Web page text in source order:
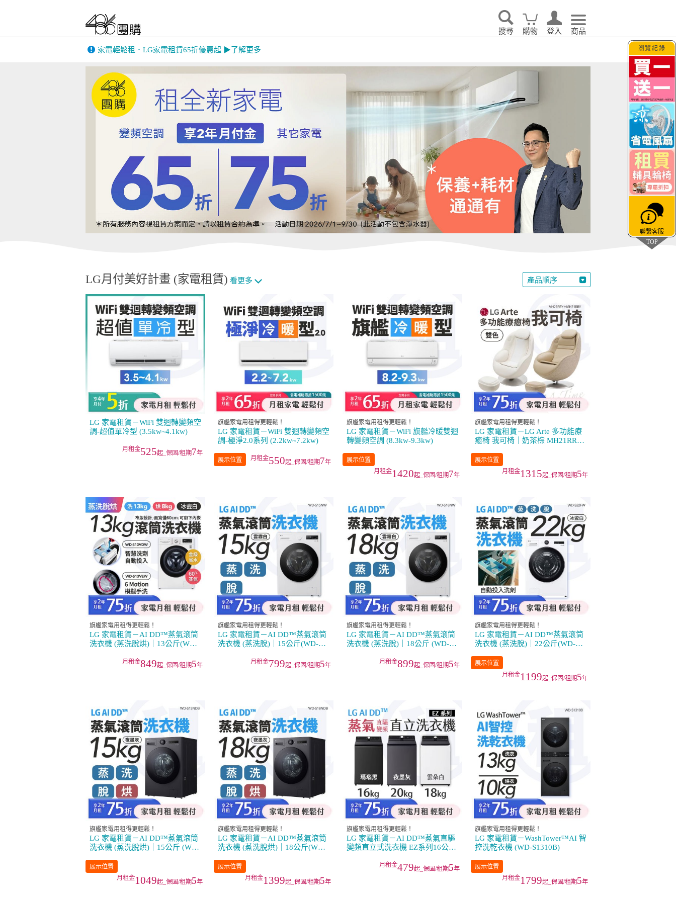
搜尋 購物 登入 商品
家電輕鬆租．LG家電租賃65折優惠起 ▶了解更多 告別耗電怪獸！LG
LG月付美好計畫 (家電租賃) 看更多 產品順序
LG 家電租賃－WiFi 雙迴轉變頻空
調-超值單冷型 (3.5kw~4.1kw)
525起_保固/租期7年
旗艦家電用租得更輕鬆！
LG 家電租賃－WiFi 雙迴轉變頻空
調-極淨2.0系列 (2.2kw~7.2kw)
展示位置 550起_保固/租期7年
旗艦家電用租得更輕鬆！
LG 家電租賃－WiFi 旗艦冷暖雙迴
轉變頻空調 (8.3kw-9.3kw)
展示位置
1420起_保固/租期7年
旗艦家電用租得更輕鬆！
LG 家電租賃－LG Arte 多功能療
癒椅 我可椅｜奶茶棕 MH21RRY /
展示位置
1315起_保固/租期5年
旗艦家電用租得更輕鬆！
LG 家電租賃－AI DD™蒸氣滾筒
洗衣機 (蒸洗脫烘)｜13公斤(WD-
849起_保固/租期5年
旗艦家電用租得更輕鬆！
LG 家電租賃－AI DD™蒸氣滾筒
洗衣機 (蒸洗脫)｜15公斤(WD-
799起_保固/租期5年
旗艦家電用租得更輕鬆！
LG 家電租賃－AI DD™蒸氣滾筒
洗衣機 (蒸洗脫)｜18公斤 (WD-
899起_保固/租期5年
旗艦家電用租得更輕鬆！
LG 家電租賃－AI DD™蒸氣滾筒
洗衣機 (蒸洗脫)｜22公斤(WD-
展示位置
1199起_保固/租期5年
旗艦家電用租得更輕鬆！
LG 家電租賃－AI DD™蒸氣滾筒
洗衣機 (蒸洗脫烘)｜15公斤 (WD-
展示位置
1049起_保固/租期5年
旗艦家電用租得更輕鬆！
LG 家電租賃－AI DD™蒸氣滾筒
洗衣機 (蒸洗脫烘)｜18公斤(WD-
展示位置
1399起_保固/租期5年
旗艦家電用租得更輕鬆！
LG 家電租賃－AI DD™蒸氣直驅
變頻直立式洗衣機 EZ系列16公斤
479起_保固/租期5年
旗艦家電用租得更輕鬆！
LG 家電租賃－WashTower™AI 智
控洗乾衣機 (WD-S1310B)
展示位置
1799起_保固/租期5年
瀏覽紀錄
聯繫客服
TOP